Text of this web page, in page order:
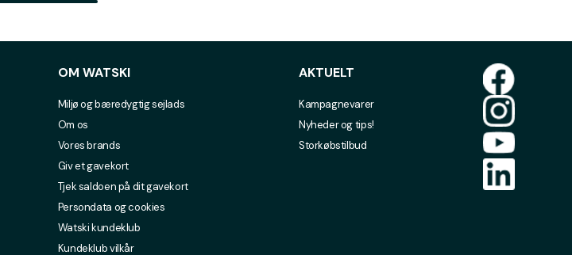
OM WATSKI
Miljø og bæredygtig sejlads
Om os
Vores brands
Giv et gavekort
Tjek saldoen på dit gavekort
Persondata og cookies
Watski kundeklub
Kundeklub vilkår
AKTUELT
Kampagnevarer
Nyheder og tips!
Storkøbstilbud